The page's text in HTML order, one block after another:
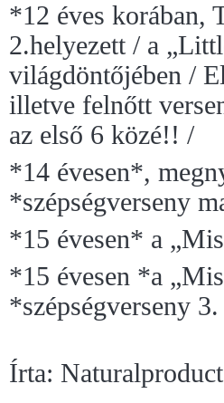
*12 éves korában,
2.helyezett / a
világdöntőjében /
illetve felnőtt
az első 6 közé!! /
*14 évesen*,
*szépségverseny
*15 évesen* a
*15 évesen *a
*szépségverseny
Írta: